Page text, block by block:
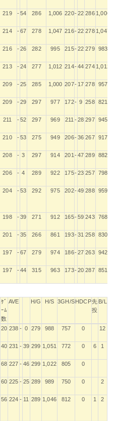
219 -54 286 1,006 220-22 286 1,006
214 -67 278 1,047 216-22 278 1,047
216 -26 282 995 215-22 279 983
213 -24 277 1,012 214-44 274 1,012
209 -25 285 1,000 207- 17 278 957
209 -29 297 977 172- 9 258 821
211 -52 297 969 211 -28 297 945
210 -53 275 949 206-36 267 917
208 - 3 297 914 201 -47 289 882
206 - 4 289 922 175-23 257 798
204 -53 292 975 202-49 288 959
198 -39 271 912 165-59 243 768
201 -35 266 861 193-31 258 830
197 -67 279 974 186-27 263 942
197 -44 315 963 173-20 287 851
ｹﾞ
ｰﾑ
数
AVE H/G H/S 3GH/SHDCP先
投
B/L
ｹﾞ
数
AVE H/G H/S 3GH/S HDCP B/L
20 238 - 0 279 988 757 0 12
40 231 - 39 299 1,051 772 0 6 1
68 227 - 46 299 1,022 805 0
60 225 - 25 289 989 750 0 2
56 224 - 11 289 1,046 812 0 1 2